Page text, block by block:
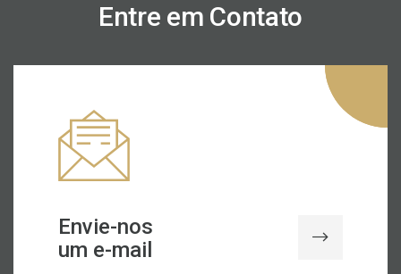
Entre em Contato
Envie-nos
um e-mail